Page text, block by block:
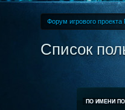
Форум игрового проекта
Список
ПО ИМЕНИ